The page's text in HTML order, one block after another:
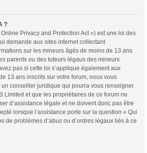
?
Privacy and Protection Act ») est une loi des
demande aux sites internet collectant
sur les mineurs âgés de moins de 13 ans
parents ou des tuteurs légaux des mineurs
pas si cette loi s’applique également aux
13 ans inscrits sur votre forum, nous vous
conseiller juridique qui pourra vous renseigner.
Limited et que les propriétaires de ce forum ne
d’assistance légale et ne doivent donc pas être
lorsque l’assistance porte sur la question « Qui
de problèmes d’abus ou d’ordres légaux liés à ce